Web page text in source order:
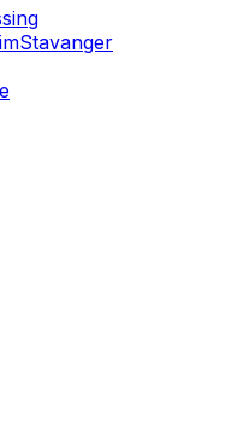
Stavanger